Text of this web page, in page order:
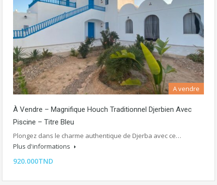
A vendre
À Vendre – Magnifique Houch Traditionnel Djerbien Avec
Piscine – Titre Bleu
Plongez dans le charme authentique de Djerba avec ce…
Plus d'informations
920.000TND